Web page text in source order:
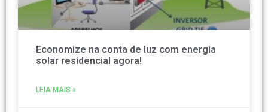
Economize na conta de luz com energia
solar residencial agora!
LEIA MAIS »